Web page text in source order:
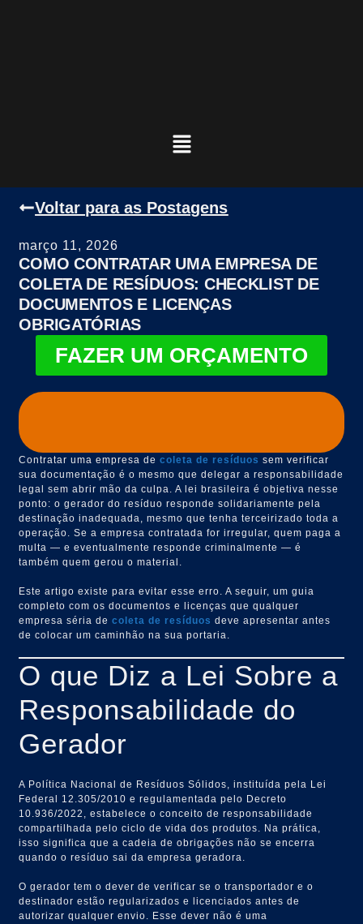
Voltar para as Postagens
março 11, 2026
COMO CONTRATAR UMA EMPRESA DE
COLETA DE RESÍDUOS: CHECKLIST DE
DOCUMENTOS E LICENÇAS
OBRIGATÓRIAS
FAZER UM ORÇAMENTO
Contratar uma empresa decoleta de resíduos sem verificar
sua documentação é o mesmo que delegar a responsabilidade
legal sem abrir mão da culpa. A lei brasileira é objetiva nesse
ponto: o gerador do resíduo responde solidariamente pela
destinação inadequada, mesmo que tenha terceirizado toda a
operação. Se a empresa contratada for irregular, quem paga a
multa — e eventualmente responde criminalmente — é
também quem gerou o material.
Este artigo existe para evitar esse erro. A seguir, um guia
completo com os documentos e licenças que qualquer
empresa séria decoleta de resíduos deve apresentar antes
de colocar um caminhão na sua portaria.
O que Diz a Lei Sobre a
Responsabilidade do
Gerador
A Política Nacional de Resíduos Sólidos, instituída pela Lei
Federal 12.305/2010 e regulamentada pelo Decreto
10.936/2022, estabelece o conceito de responsabilidade
compartilhada pelo ciclo de vida dos produtos. Na prática,
isso significa que a cadeia de obrigações não se encerra
quando o resíduo sai da empresa geradora.
O gerador tem o dever de verificar se o transportador e o
destinador estão regularizados e licenciados antes de
autorizar qualquer envio. Esse dever não é uma